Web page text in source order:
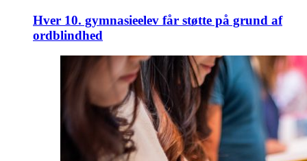
Hver 10. gymnasieelev får støtte på grund af
ordblindhed